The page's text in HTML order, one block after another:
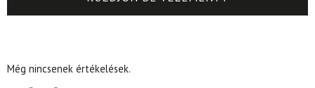
Még nincsenek értékelések.